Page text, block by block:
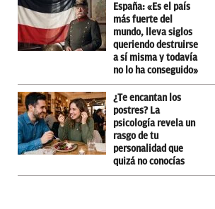
España: «Es el país
más fuerte del
mundo, lleva siglos
queriendo destruirse
a sí misma y todavía
no lo ha conseguido»
¿Te encantan los
postres? La
psicología revela un
rasgo de tu
personalidad que
quizá no conocías